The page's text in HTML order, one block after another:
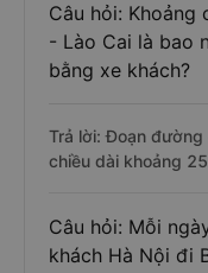
Câu hỏi: Khoảng
- Lào Cai là bao
bằng xe khách?
Trả lời: Đoạn đường
chiều dài khoảng
Câu hỏi: Mỗi
khách Hà Nội đi